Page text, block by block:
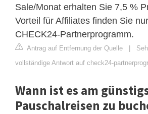
Sale/Monat erhalten Sie 7,5 %
Vorteil für Affiliates finden Sie
CHECK24-Partnerprogramm.
Antrag auf Entfernung der Quelle |
vollständige Antwort auf check24-
Wann ist es am
Pauschalreisen zu